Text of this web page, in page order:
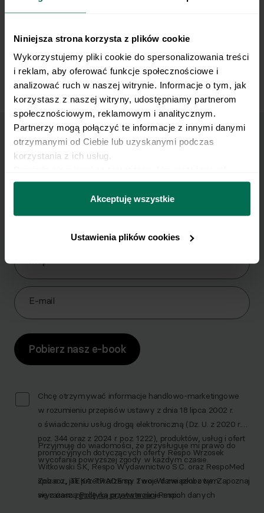
Niniejsza strona korzysta z plików cookie
Wykorzystujemy pliki cookie do spersonalizowania treści
i reklam, aby oferować funkcje społecznościowe i
analizować ruch w naszej witrynie. Informacje o tym, jak
korzystasz z naszej witryny, udostępniamy partnerom
społecznościowym, reklamowym i analitycznym.
Partnerzy mogą połączyć te informacje z innymi danymi
otrzymanymi od Ciebie lub uzyskanymi podczas
korzystania z ich usług.
można się z nami skontaktować i w jaki sposób
przetwarzamy dane osobowe w ramach
prywatności.
Akceptuję wszystkie
Ustawienia plików cookies
Reverse Plank on Exercise Ball Raise
Marzy Ci się osiągnięcie
płaskiego brzucha?
Pobierz zestaw 10 najskuteczniejszych ćwiczeń na
brzuch.
Zapisz się do Newslettera
Imię
E-mail
Pobierz nasz e-book
Chcę otrzymywać informacje handlowo-marketingowe
w rozumieniu przepisów ustawy z dnia 18 lipca 2002 r.
o świadczeniu usług drogą elektroniczną (Dz. U. z 2020 r.
poz. 344 oraz z 2024 r. poz. 1222), produktów, usług i ofert
promocyjnych dotyczących oferty Respo Wrzosek
Witkowski SK, Respo Wydawnictwo S.C. oraz RespoMed
sp.z o.o., TEKA TRADE sp. z o.o. W związku z tym
wyrażam zgodę na przetwarzanie moich danych
Przyjmuję do wiadomości, że przysługuje mi prawo do
wycofania powyższej zgody w każdym czasie.
Zobacz, jak przetwarzamy Twoje dane osobowe. Zapoznaj
się z nasząPolityką prywatnościRespo